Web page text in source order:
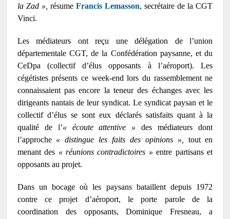
la Zad », résume Francis Lemasson, secrétaire de la CGT
Vinci.
Les médiateurs ont reçu une délégation de l’union
départementale CGT, de la Confédération paysanne, et du
CeDpa (collectif d’élus opposants à l’aéroport). Les
cégétistes présents ce week-end lors du rassemblement ne
connaissaient pas encore la teneur des échanges avec les
dirigeants nantais de leur syndicat. Le syndicat paysan et le
collectif d’élus se sont eux déclarés satisfaits quant à la
qualité de l’« écoute attentive » des médiateurs dont
l’approche « distingue les faits des opinions »,
tout en
menant des « réunions contradictoires » entre partisans et
opposants au projet.
Dans un bocage où les paysans bataillent depuis 1972
contre ce projet d’aéroport, le porte parole de la
coordination des opposants, Dominique Fresneau, a